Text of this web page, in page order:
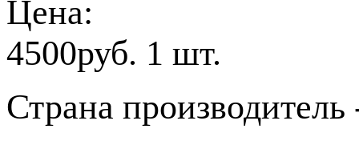
Цена:
4500руб. 1 шт.
Страна